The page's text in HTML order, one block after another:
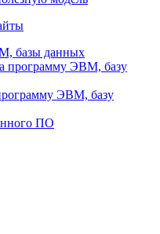
базы данных
программу ЭВМ, базу
ЭВМ, базу
ПО